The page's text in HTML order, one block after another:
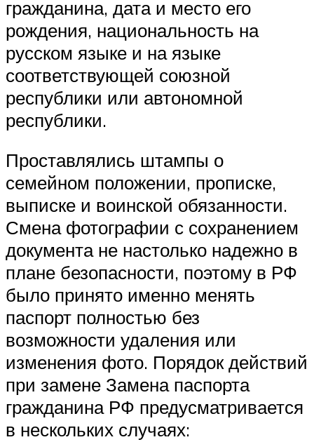
гражданина, дата и место его
рождения, национальность на
русском языке и на языке
соответствующей союзной
республики или автономной
республики.
Проставлялись штампы о
семейном положении, прописке,
выписке и воинской обязанности.
Смена фотографии с сохранением
документа не настолько надежно в
плане безопасности, поэтому в РФ
было принято именно менять
паспорт полностью без
возможности удаления или
изменения фото. Порядок действий
при замене Замена паспорта
гражданина РФ предусматривается
в нескольких случаях: